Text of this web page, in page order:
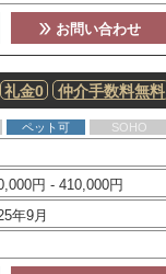
お問い合わせ
仲介手数料無料
礼金0
ペット可 SOHO
円 - 410,000円
年9月